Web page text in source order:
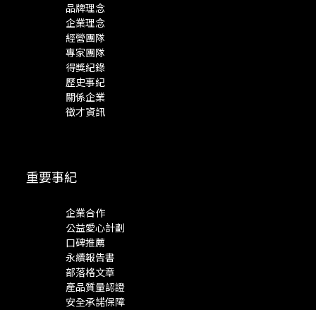
品牌理念
企業理念
經營團隊
專家團隊
得獎紀錄
歷史事紀
關係企業
徵才資訊
重要事紀
企業合作
公益愛心計劃
口碑推薦
永續報告書
部落格文章
產品質量認證
安全承諾保障